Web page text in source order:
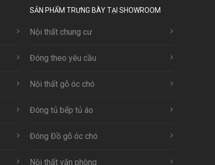
SẢN PHẨM TRƯNG BÀY TẠI SHOWROOM
Nội thất chung cư
Đóng theo yêu cầu
Nội thất gỗ óc chó
Đóng tủ bếp tủ áo
Đóng Đồ gỗ óc chó
Nội thất văn phòng